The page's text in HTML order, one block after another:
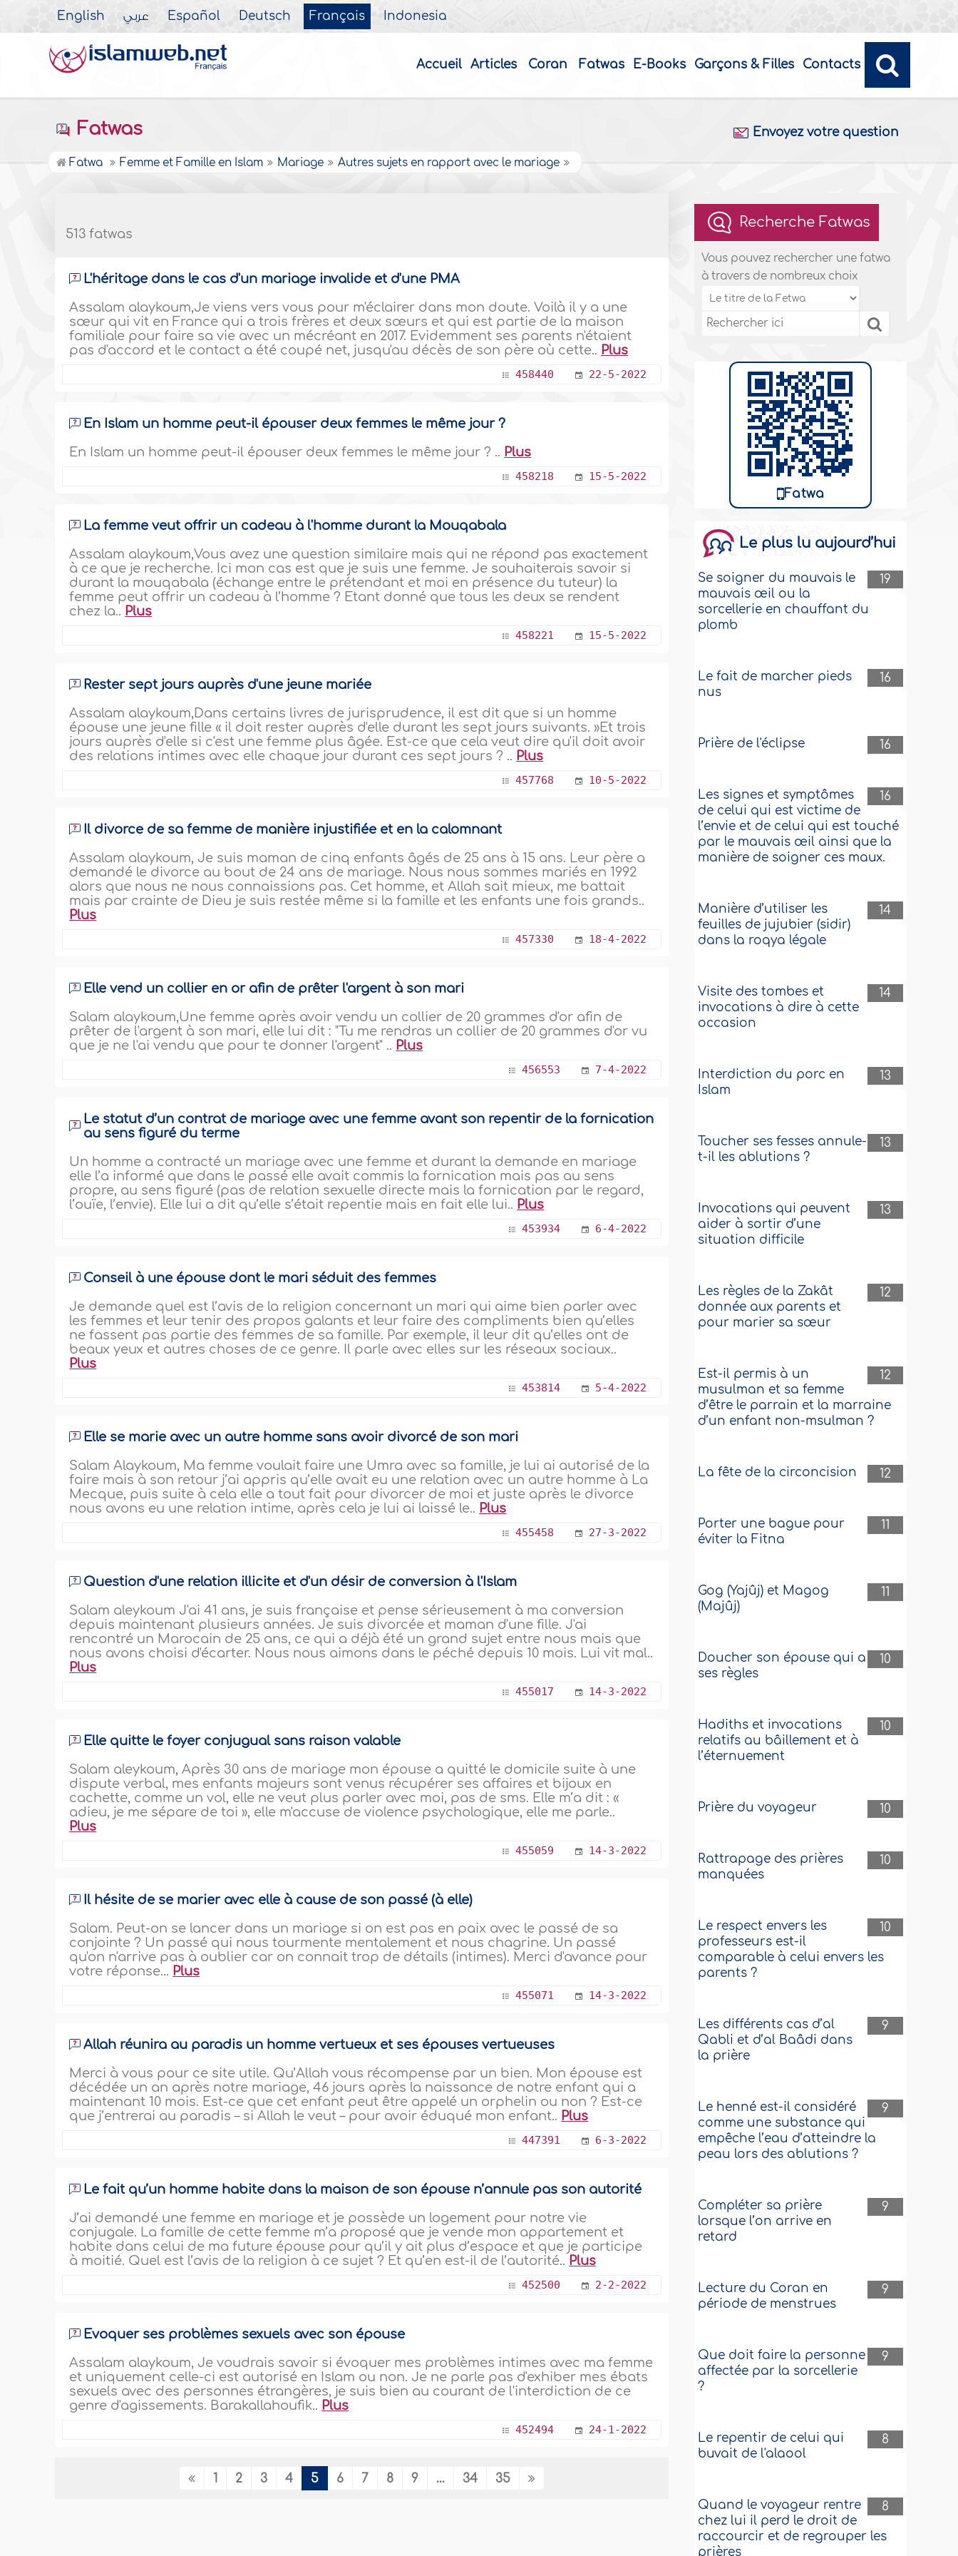
English عربي Español Deutsch Français Indonesia
Accueil Articles Coran Fatwas E-Books Garçons & Filles Contacts
Fatwas Envoyez votre question
Fatwa Femme et Famille en Islam Mariage Autres sujets en rapport avec le mariage
513 fatwas
L'héritage dans le cas d'un mariage invalide et d'une PMA
Assalam alaykoum,Je viens vers vous pour m'éclairer dans mon doute. Voilà il y a une
sœur qui vit en France qui a trois frères et deux sœurs et qui est partie de la maison
familiale pour faire sa vie avec un mécréant en 2017. Evidemment ses parents n'étaient
pas d'accord et le contact a été coupé net, jusqu'au décès de son père où cette.. Plus
458440 22-5-2022
En Islam un homme peut-il épouser deux femmes le même jour ?
En Islam un homme peut-il épouser deux femmes le même jour ? .. Plus
458218 15-5-2022
La femme veut offrir un cadeau à l'homme durant la Mouqabala
Assalam alaykoum,Vous avez une question similaire mais qui ne répond pas exactement
à ce que je recherche. Ici mon cas est que je suis une femme. Je souhaiterais savoir si
durant la mouqabala (échange entre le prétendant et moi en présence du tuteur) la
femme peut offrir un cadeau à l’homme ? Etant donné que tous les deux se rendent
chez la.. Plus
458221 15-5-2022
Rester sept jours auprès d'une jeune mariée
Assalam alaykoum,Dans certains livres de jurisprudence, il est dit que si un homme
épouse une jeune fille « il doit rester auprès d'elle durant les sept jours suivants. »Et trois
jours auprès d'elle si c'est une femme plus âgée. Est-ce que cela veut dire qu'il doit avoir
des relations intimes avec elle chaque jour durant ces sept jours ? .. Plus
457768 10-5-2022
Il divorce de sa femme de manière injustifiée et en la calomnant
Assalam alaykoum, Je suis maman de cinq enfants âgés de 25 ans à 15 ans. Leur père a
demandé le divorce au bout de 24 ans de mariage. Nous nous sommes mariés en 1992
alors que nous ne nous connaissions pas. Cet homme, et Allah sait mieux, me battait
mais par crainte de Dieu je suis restée même si la famille et les enfants une fois grands..
Plus
457330 18-4-2022
Elle vend un collier en or afin de prêter l'argent à son mari
Salam alaykoum,Une femme après avoir vendu un collier de 20 grammes d'or afin de
prêter de l'argent à son mari, elle lui dit : "Tu me rendras un collier de 20 grammes d'or vu
que je ne l'ai vendu que pour te donner l'argent" .. Plus
456553 7-4-2022
Le statut d’un contrat de mariage avec une femme avant son repentir de la fornication
au sens figuré du terme
Un homme a contracté un mariage avec une femme et durant la demande en mariage
elle l’a informé que dans le passé elle avait commis la fornication mais pas au sens
propre, au sens figuré (pas de relation sexuelle directe mais la fornication par le regard,
l’ouïe, l’envie). Elle lui a dit qu’elle s’était repentie mais en fait elle lui.. Plus
453934 6-4-2022
Conseil à une épouse dont le mari séduit des femmes
Je demande quel est l’avis de la religion concernant un mari qui aime bien parler avec
les femmes et leur tenir des propos galants et leur faire des compliments bien qu’elles
ne fassent pas partie des femmes de sa famille. Par exemple, il leur dit qu’elles ont de
beaux yeux et autres choses de ce genre. Il parle avec elles sur les réseaux sociaux..
Plus
453814 5-4-2022
Elle se marie avec un autre homme sans avoir divorcé de son mari
Salam Alaykoum, Ma femme voulait faire une Umra avec sa famille, je lui ai autorisé de la
faire mais à son retour j’ai appris qu’elle avait eu une relation avec un autre homme à La
Mecque, puis suite à cela elle a tout fait pour divorcer de moi et juste après le divorce
nous avons eu une relation intime, après cela je lui ai laissé le.. Plus
455458 27-3-2022
Question d'une relation illicite et d'un désir de conversion à l'Islam
Salam aleykoum J'ai 41 ans, je suis française et pense sérieusement à ma conversion
depuis maintenant plusieurs années. Je suis divorcée et maman d'une fille. J'ai
rencontré un Marocain de 25 ans, ce qui a déjà été un grand sujet entre nous mais que
nous avons choisi d'écarter. Nous nous aimons dans le péché depuis 10 mois. Lui vit mal..
Plus
455017 14-3-2022
Elle quitte le foyer conjugual sans raison valable
Salam aleykoum, Après 30 ans de mariage mon épouse a quitté le domicile suite à une
dispute verbal, mes enfants majeurs sont venus récupérer ses affaires et bijoux en
cachette, comme un vol, elle ne veut plus parler avec moi, pas de sms. Elle m’a dit : «
adieu, je me sépare de toi », elle m'accuse de violence psychologique, elle me parle..
Plus
455059 14-3-2022
Il hésite de se marier avec elle à cause de son passé (à elle)
Salam. Peut-on se lancer dans un mariage si on est pas en paix avec le passé de sa
conjointe ? Un passé qui nous tourmente mentalement et nous chagrine. Un passé
qu'on n'arrive pas à oublier car on connait trop de détails (intimes). Merci d'avance pour
votre réponse... Plus
455071 14-3-2022
Allah réunira au paradis un homme vertueux et ses épouses vertueuses
Merci à vous pour ce site utile. Qu’Allah vous récompense par un bien. Mon épouse est
décédée un an après notre mariage, 46 jours après la naissance de notre enfant qui a
maintenant 10 mois. Est-ce que cet enfant peut être appelé un orphelin ou non ? Est-ce
que j’entrerai au paradis – si Allah le veut – pour avoir éduqué mon enfant.. Plus
447391 6-3-2022
Le fait qu’un homme habite dans la maison de son épouse n’annule pas son autorité
J’ai demandé une femme en mariage et je possède un logement pour notre vie
conjugale. La famille de cette femme m’a proposé que je vende mon appartement et
habite dans celui de ma future épouse pour qu’il y ait plus d’espace et que je participe
à moitié. Quel est l’avis de la religion à ce sujet ? Et qu’en est-il de l’autorité.. Plus
452500 2-2-2022
Evoquer ses problèmes sexuels avec son épouse
Assalam alaykoum, Je voudrais savoir si évoquer mes problèmes intimes avec ma femme
et uniquement celle-ci est autorisé en Islam ou non. Je ne parle pas d'exhiber mes ébats
sexuels avec des personnes étrangères, je suis bien au courant de l'interdiction de ce
genre d'agissements. Barakallahoufik.. Plus
452494 24-1-2022
1 2 3 4 5 6 7 8 9 ... 34 35
Recherche Fatwas
Vous pouvez rechercher une fatwa
à travers de nombreux choix
Fatwa
Le plus lu aujourd’hui
19
Se soigner du mauvais le
mauvais œil ou la
sorcellerie en chauffant du
plomb
16
Le fait de marcher pieds
nus
16
Prière de l'éclipse
16
Les signes et symptômes
de celui qui est victime de
l’envie et de celui qui est touché
par le mauvais œil ainsi que la
manière de soigner ces maux.
14
Manière d’utiliser les
feuilles de jujubier (sidir)
dans la roqya légale
14
Visite des tombes et
invocations à dire à cette
occasion
13
Interdiction du porc en
Islam
13
Toucher ses fesses annule-
t-il les ablutions ?
13
Invocations qui peuvent
aider à sortir d’une
situation difficile
12
Les règles de la Zakât
donnée aux parents et
pour marier sa sœur
12
Est-il permis à un
musulman et sa femme
d’être le parrain et la marraine
d’un enfant non-msulman ?
12
La fête de la circoncision
11
Porter une bague pour
éviter la Fitna
11
Gog (Yajûj) et Magog
(Majûj)
10
Doucher son épouse qui a
ses règles
10
Hadiths et invocations
relatifs au bâillement et à
l’éternuement
10
Prière du voyageur
10
Rattrapage des prières
manquées
10
Le respect envers les
professeurs est-il
comparable à celui envers les
parents ?
9
Les différents cas d’al
Qabli et d’al Baâdi dans
la prière
9
Le henné est-il considéré
comme une substance qui
empêche l’eau d’atteindre la
peau lors des ablutions ?
9
Compléter sa prière
lorsque l’on arrive en
retard
9
Lecture du Coran en
période de menstrues
9
Que doit faire la personne
affectée par la sorcellerie
?
8
Le repentir de celui qui
buvait de l'alaool
8
Quand le voyageur rentre
chez lui il perd le droit de
raccourcir et de regrouper les
prières